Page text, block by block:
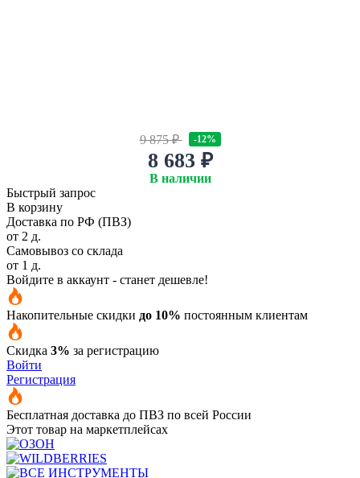
9 875 ₽ -12%
8 683 ₽
В наличии
Быстрый запрос
В корзину
Доставка по РФ (ПВЗ)
от 2 д.
Самовывоз со склада
от 1 д.
Войдите в аккаунт - станет дешевле!
Накопительные скидки до 10% постоянным клиентам
Скидка 3% за регистрацию
Войти
Регистрация
Бесплатная доставка до ПВЗ по всей России
Этот товар на маркетплейсах